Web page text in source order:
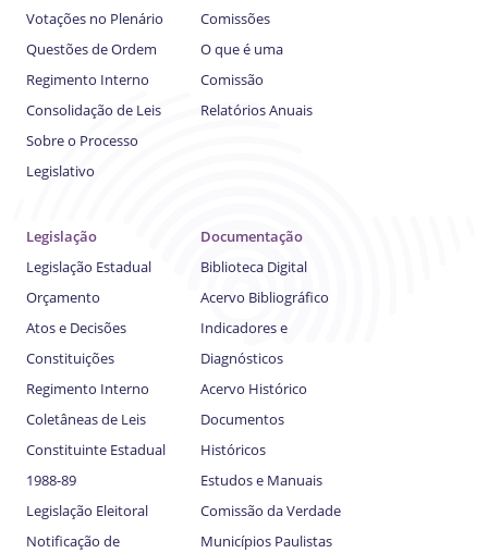
Votações no Plenário
Questões de Ordem
Regimento Interno
Consolidação de Leis
Sobre o Processo
Legislativo
Comissões
O que é uma
Comissão
Relatórios Anuais
Legislação
Legislação Estadual
Orçamento
Atos e Decisões
Constituições
Regimento Interno
Coletâneas de Leis
Constituinte Estadual
1988-89
Legislação Eleitoral
Notificação de
Documentação
Biblioteca Digital
Acervo Bibliográfico
Indicadores e
Diagnósticos
Acervo Histórico
Documentos
Históricos
Estudos e Manuais
Comissão da Verdade
Municípios Paulistas